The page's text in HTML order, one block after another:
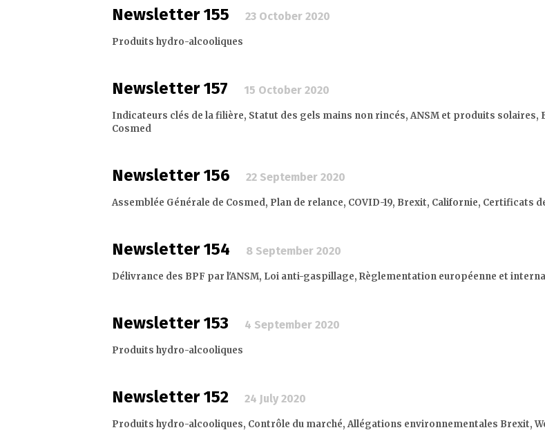
Newsletter 155 23 October 2020
Produits hydro-alcooliques
Newsletter 157 15 October 2020
Indicateurs clés de la filière, Statut des gels mains non rincés, ANSM et produits
Cosmed
Newsletter 156 22 September 2020
Assemblée Générale de Cosmed, Plan de relance, COVID-19, Brexit, Californie, Certificats
Newsletter 154 8 September 2020
Délivrance des BPF par l'ANSM, Loi anti-gaspillage, Règlementation européenne et
Newsletter 153 4 September 2020
Produits hydro-alcooliques
Newsletter 152 24 July 2020
Produits hydro-alcooliques, Contrôle du marché, Allégations environnementales Brexit,